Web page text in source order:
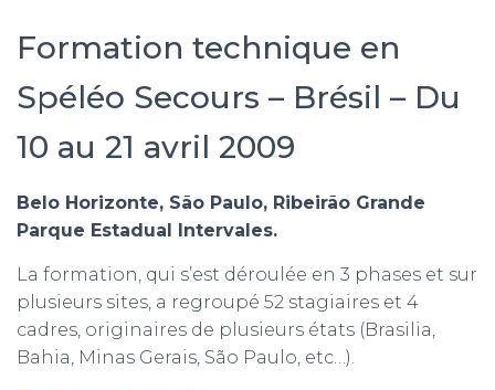
o
k
r
a
Formation technique en
Spéléo Secours – Brésil – Du
10 au 21 avril 2009
Belo Horizonte, São Paulo, Ribeirão Grande
Parque Estadual Intervales.
La formation, qui s’est déroulée en 3 phases et sur
plusieurs sites, a regroupé 52 stagiaires et 4
cadres, originaires de plusieurs états (Brasilia,
Bahia, Minas Gerais, São Paulo, etc…).